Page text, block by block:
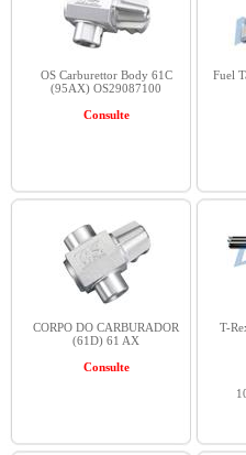
OS Carburettor Body 61C
(95AX) OS29087100
Consulte
Fuel
CORPO DO CARBURADOR
(61D) 61 AX
Consulte
T-